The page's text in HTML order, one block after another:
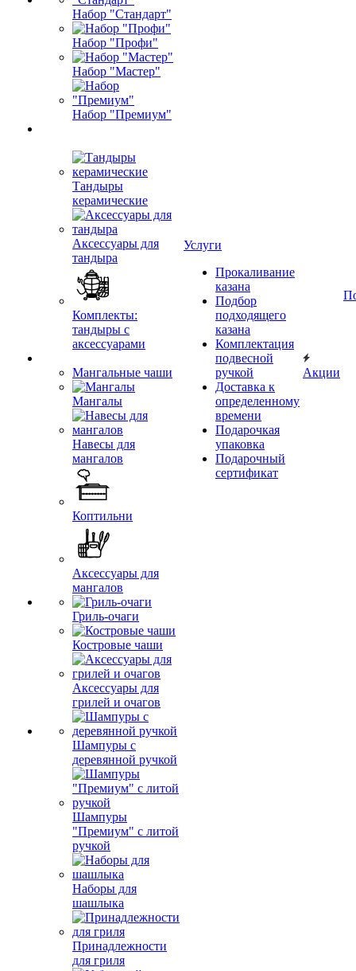
Набор "Стандарт"
Набор "Профи"
Набор "Мастер"
Набор "Премиум"
Тандыры
керамические
Аксессуары для
тандыра
Комплекты:
тандыры с
аксессуарами
Мангальные чаши
Мангалы
Навесы для
мангалов
Коптильни
Аксессуары для
мангалов
Гриль-очаги
Костровые чаши
Аксессуары для
грилей и очагов
Шампуры с
деревянной ручкой
Шампуры
"Премиум" с литой
ручкой
Наборы для
шашлыка
Принадлежности
для гриля
Услуги
Прокаливание
казана
Подбор
подходящего
казана
Комплектация
подвесной
ручкой
Доставка к
определенному
времени
Подарочкая
упаковка
Подарочный
сертификат
Акции